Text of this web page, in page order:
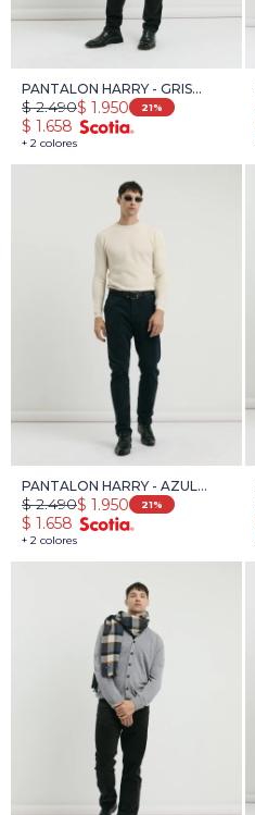
PANTALON HARRY - GRIS
OSCURO
+ 2 colores
$ 1.950
$ 2.490 21
$ 1.658
PANTALON HARRY - AZUL
OSCURO
+ 2 colores
$ 1.950
$ 2.490 21
$ 1.658